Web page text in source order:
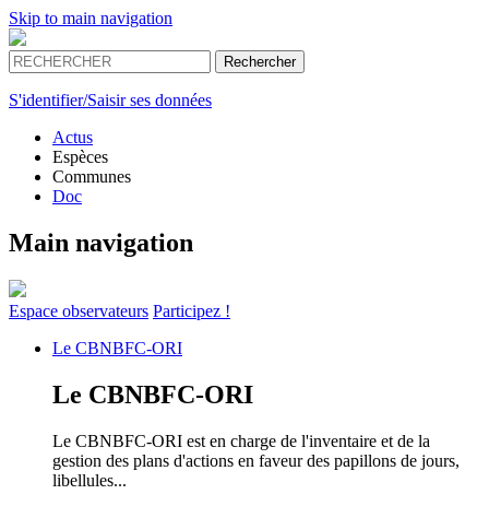
Skip to main navigation
S'identifier/Saisir ses données
Actus
Espèces
Communes
Doc
Main navigation
Espace observateurs Participez !
Le CBNBFC-ORI
Le CBNBFC-ORI
Le CBNBFC-ORI est en charge de l'inventaire et de la
gestion des plans d'actions en faveur des papillons de jours,
libellules...